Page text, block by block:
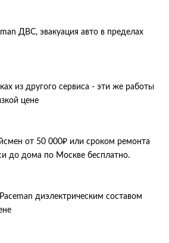
ДВС, эвакуация авто в пределах
из другого сервиса - эти же работы
цене
от 50 000₽ или сроком ремонта
до дома по Москве бесплатно.
диэлектрическим составом